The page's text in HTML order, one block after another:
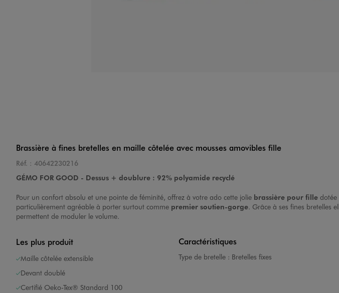
Brassière à fines bretelles en maille côtelée avec mousses amovibles fille
Réf. : 40642230216
GÉMO FOR GOOD - Dessus + doublure : 92% polyamide recyclé
Pour un confort absolu et une pointe de féminité, offrez à votre ado cette jolie brassière pour fille dotée
particulièrement agréable à porter surtout comme premier soutien-gorge. Grâce à ses fines bretelles
permettent de moduler le volume.
Les plus produit
Maille côtelée extensible
Devant doublé
Certifié Oeko-Tex® Standard 100
Caractéristiques
Type de bretelle : Bretelles fixes